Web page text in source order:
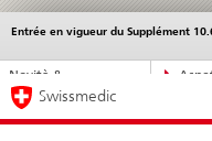
Navigazione
diretta:
novità,
Novità &
Entrée en vigueur du Supplément
Service
Navigation
Swissmedic